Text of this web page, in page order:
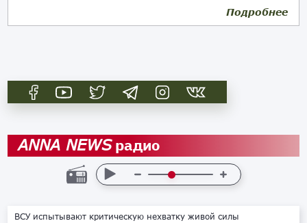
Подробнее
ANNA NEWSрадио
ВСУ испытывают критическую нехватку живой силы